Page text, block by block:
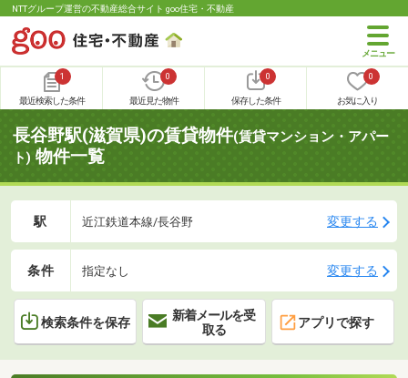
NTTグループ運営の不動産総合サイト goo住宅・不動産
1
最近検索した条件
0
最近見た物件
0
保存した条件
0
お気に入り
長谷野駅(滋賀県)の賃貸物件(賃貸マンション・アパー
ト) 物件一覧
駅 近江鉄道本線/長谷野 変更する
条件 指定なし 変更する
検索条件を保存
新着メールを受
取る
アプリで探す